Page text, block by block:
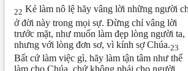
22 Kẻ làm nô lệ hãy vâng lời những người
ở đời này trong mọi sự. Đừng chỉ vâng lời
trước mặt, như muốn làm đẹp lòng người ta,
nhưng với lòng đơn sơ, vì kính sợ Chúa.23
Bất cứ làm việc gì, hãy làm tận tâm như thể
làm cho Chúa, chứ không phải cho người